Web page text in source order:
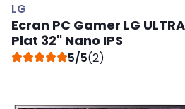
LG
Ecran PC Gamer LG
Plat 32'' Nano IPS
5/5(2)